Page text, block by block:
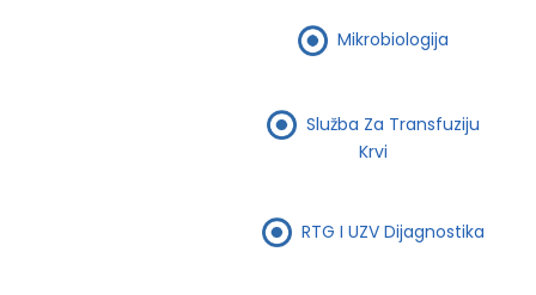
Mikrobiologija
Služba Za Transfuziju
Krvi
RTG I UZV Dijagnostika